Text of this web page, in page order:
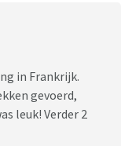
in Frankrijk.
gevoerd,
leuk! Verder 2